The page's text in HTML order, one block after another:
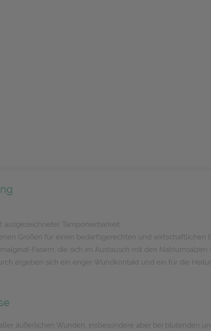
Tamponierbarkeit
Größen für einen bedarfsgerechten und wirtschaftlichen
Fasern, die sich im Austausch mit den
ergeben sich ein enger Wundkontakt und ein für die
äußerlichen Wunden, insbesondere aber bei blutenden